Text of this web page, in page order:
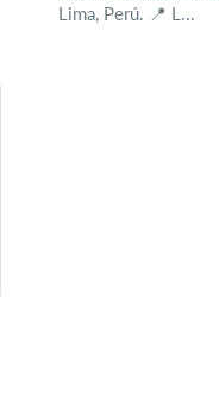
Lima, Perú. 📍 L...